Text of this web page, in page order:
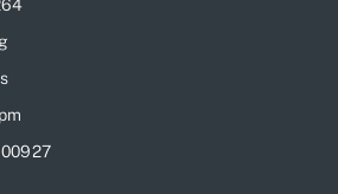
00927